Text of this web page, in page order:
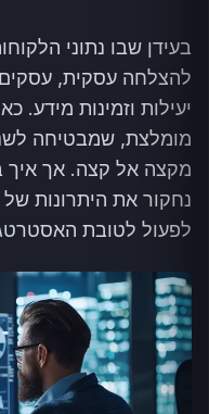
בעידן שבו נתוני
להצלחה עסקית,
מומלצת, שמבטיחה
מקצה אל קצה. אך איך
לפעול לטובת